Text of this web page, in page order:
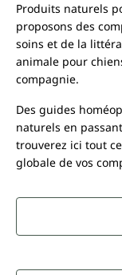
Produits naturels
proposons des
soins et de la
animale pour
compagnie.
Des guides
naturels en
trouverez ici tout
globale de vos